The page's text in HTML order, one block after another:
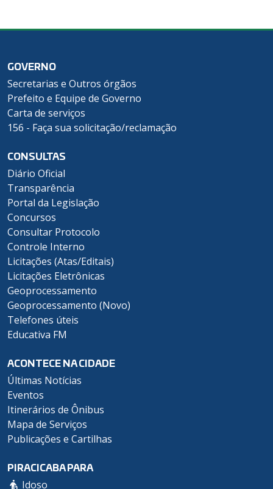
GOVERNO
Secretarias e Outros órgãos
Prefeito e Equipe de Governo
Carta de serviços
156 - Faça sua solicitação/reclamação
CONSULTAS
Diário Oficial
Transparência
Portal da Legislação
Concursos
Consultar Protocolo
Controle Interno
Licitações (Atas/Editais)
Licitações Eletrônicas
Geoprocessamento
Geoprocessamento (Novo)
Telefones úteis
Educativa FM
ACONTECE NA CIDADE
Últimas Notícias
Eventos
Itinerários de Ônibus
Mapa de Serviços
Publicações e Cartilhas
PIRACICABA PARA
Idoso